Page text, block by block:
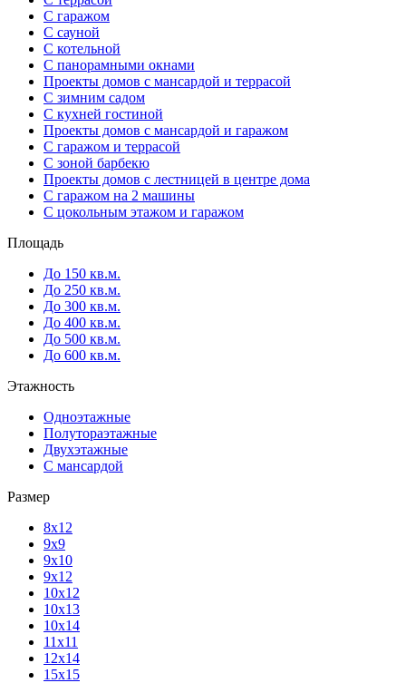
С гаражом
С сауной
С котельной
С панорамными окнами
Проекты домов с мансардой и террасой
С зимним садом
С кухней гостиной
Проекты домов с мансардой и гаражом
С гаражом и террасой
С зоной барбекю
Проекты домов с лестницей в центре дома
С гаражом на 2 машины
С цокольным этажом и гаражом
Площадь
До 150 кв.м.
До 250 кв.м.
До 300 кв.м.
До 400 кв.м.
До 500 кв.м.
До 600 кв.м.
Этажность
Одноэтажные
Полутораэтажные
Двухэтажные
С мансардой
Размер
8х12
9х9
9х10
9х12
10х12
10х13
10х14
11х11
12х14
15х15